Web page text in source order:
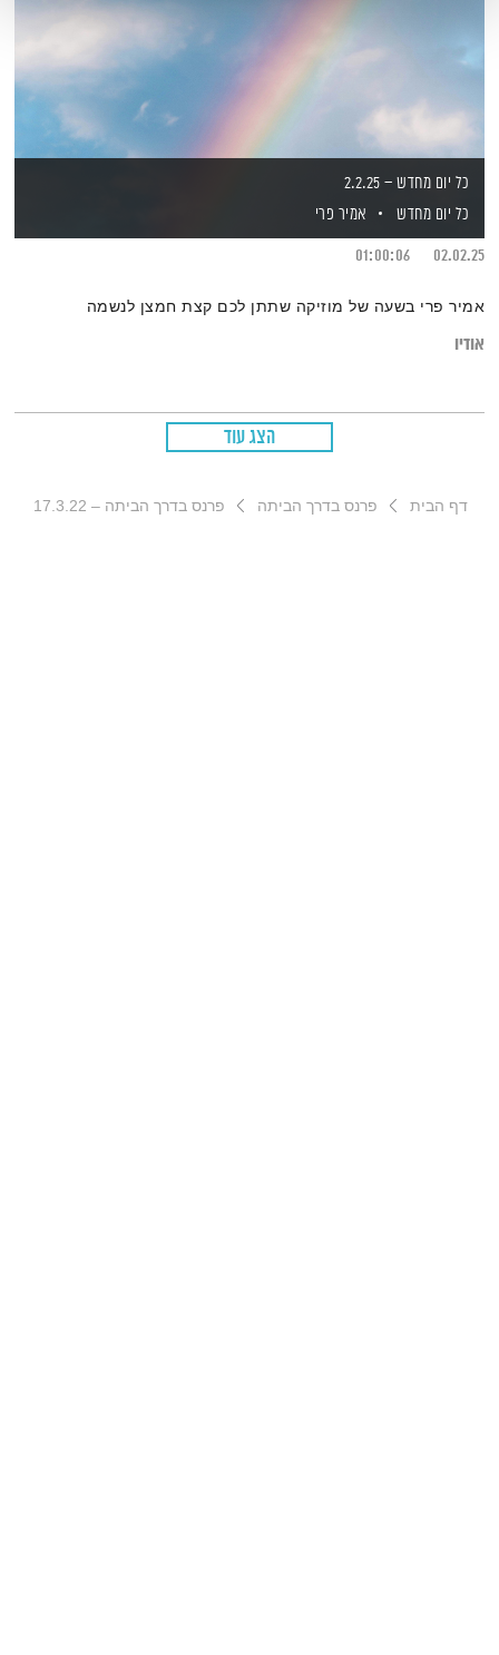
כל יום מחדש – 2.2.25
כל יום מחדש
אמיר פרי
02.02.25
01:00:06
אמיר פרי בשעה של מוזיקה שתתן לכם קצת חמצן לנשמה
אודיו
הצג עוד
דף הבית פרנס בדרך הביתה פרנס בדרך הביתה – 17.3.22